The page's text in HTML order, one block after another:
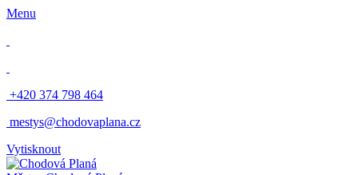
Menu
+420 374 798 464
mestys@chodovaplana.cz
Vytisknout